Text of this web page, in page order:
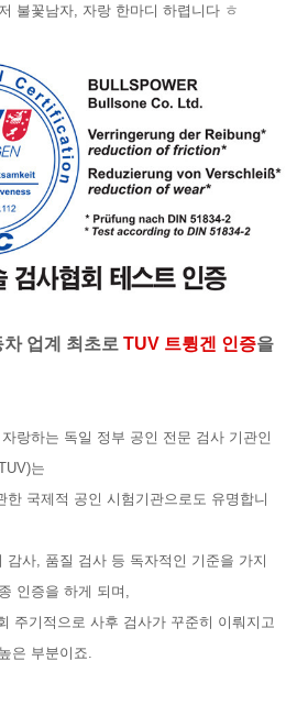
불꽃남자, 자랑 한마디 하렵니다 ㅎ
업계 최초로 TUV 트륑겐 인증을
랑하는 독일 정부 공인 전문 검사 기관인
는
한 국제적 공인 시험기관으로도 유명합니
감사, 품질 검사 등 독자적인 기준을 가지
인증을 하게 되며,
주기적으로 사후 검사가 꾸준히 이뤄지고
은 부분이죠.